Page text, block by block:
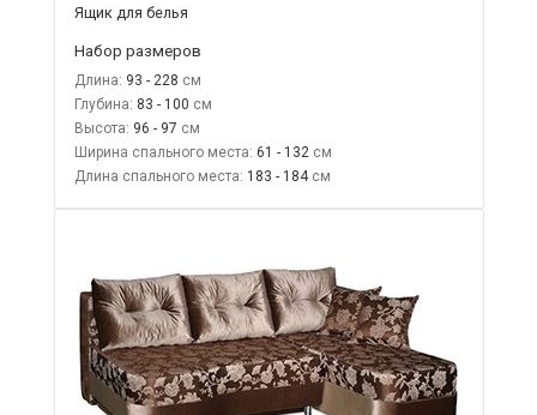
Ящик для белья
Набор размеров
Длина: 93 - 228
Глубина: 83 - 100
Высота: 96 - 97
Ширина спального места: 61 - 132
Длина спального места: 183 - 184